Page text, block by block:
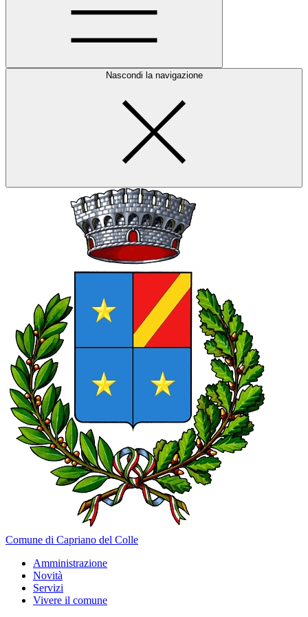
Nascondi la navigazione
Comune di Capriano del Colle
Amministrazione
Novità
Servizi
Vivere il comune